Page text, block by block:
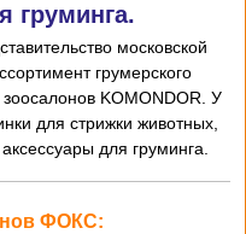
груминга.
московской
грумерского
KOMONDOR. У
для стрижки животных,
для груминга.
ФОКС: